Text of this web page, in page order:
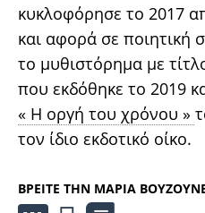
κυκλοφόρησε το 2017
και αφορά σε ποιητική
το μυθιστόρημα με
που εκδόθηκε το 2019
« Η οργή του χρόνου »
τον ίδιο εκδοτικό οίκο.
ΒΡΕΙΤΕ ΤΗΝ ΜΑΡΙΑ